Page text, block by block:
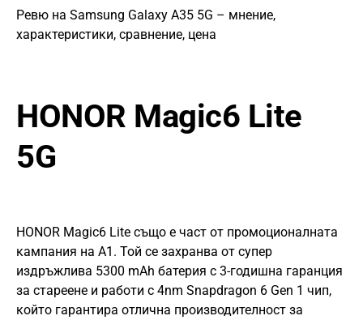
Ревю на Samsung Galaxy A35 5G – мнение,
характеристики, сравнение, цена
HONOR Magic6 Lite
5G
HONOR Magic6 Lite също е част от промоционалната
кампания на А1. Той се захранва от супер
издръжлива 5300 mAh батерия с 3-годишна гаранция
за стареене и работи с 4nm Snapdragon 6 Gen 1 чип,
който гарантира отлична производителност за